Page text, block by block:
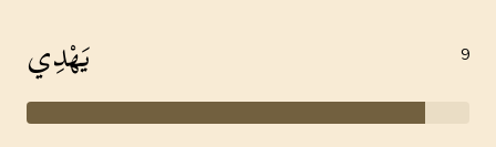
يَهْدِي 9